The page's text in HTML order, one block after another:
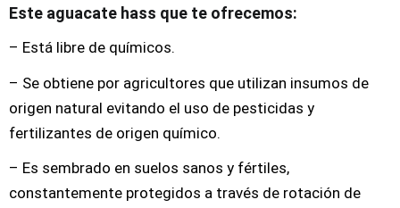
Este aguacate hass que te ofrecemos:
– Está libre de químicos.
– Se obtiene por agricultores que utilizan insumos de
origen natural evitando el uso de pesticidas y
fertilizantes de origen químico.
– Es sembrado en suelos sanos y fértiles,
constantemente protegidos a través de rotación de